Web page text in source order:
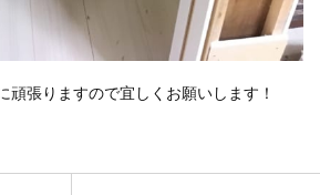
頑張りますので宜しくお願いします！